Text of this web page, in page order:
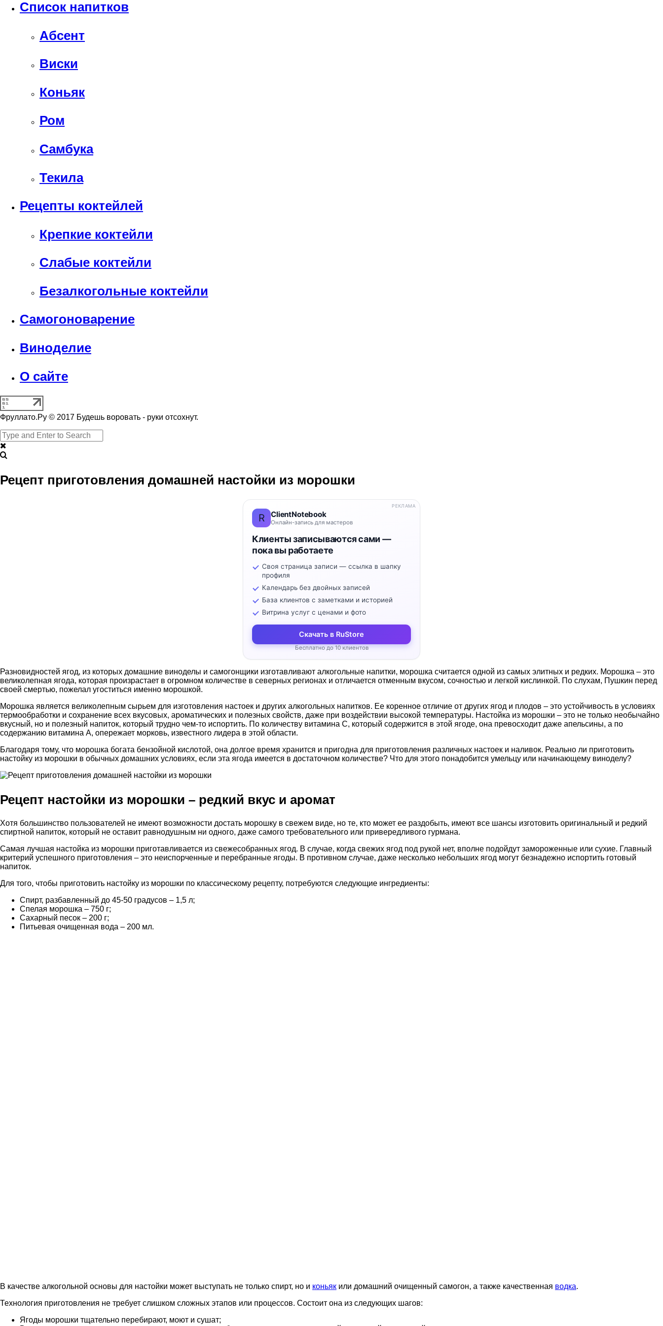
Список напитков
Абсент
Виски
Коньяк
Ром
Самбука
Текила
Рецепты коктейлей
Крепкие коктейли
Слабые коктейли
Безалкогольные коктейли
Самогоноварение
Виноделие
О сайте
Фруллато.Ру © 2017 Будешь воровать - руки отсохнут.
Рецепт приготовления домашней настойки из морошки
R ClientNotebook
Онлайн-запись для мастеров
Клиенты записываются сами —
пока вы работаете
Своя страница записи — ссылка в шапку
профиля
Календарь без двойных записей
База клиентов с заметками и историей
Витрина услуг с ценами и фото
Скачать в RuStore
Бесплатно до 10 клиентов
РЕКЛАМА
Разновидностей ягод, из которых домашние виноделы и самогонщики изготавливают алкогольные напитки, морошка считается одной из самых элитных и редких. Морошка – это
великолепная ягода, которая произрастает в огромном количестве в северных регионах и отличается отменным вкусом, сочностью и легкой кислинкой. По слухам, Пушкин перед
своей смертью, пожелал угоститься именно морошкой.
Морошка является великолепным сырьем для изготовления настоек и других алкогольных напитков. Ее коренное отличие от других ягод и плодов – это устойчивость в условиях
термообработки и сохранение всех вкусовых, ароматических и полезных свойств, даже при воздействии высокой температуры. Настойка из морошки – это не только необычайно
вкусный, но и полезный напиток, который трудно чем-то испортить. По количеству витамина С, который содержится в этой ягоде, она превосходит даже апельсины, а по
содержанию витамина А, опережает морковь, известного лидера в этой области.
Благодаря тому, что морошка богата бензойной кислотой, она долгое время хранится и пригодна для приготовления различных настоек и наливок. Реально ли приготовить
настойку из морошки в обычных домашних условиях, если эта ягода имеется в достаточном количестве? Что для этого понадобится умельцу или начинающему виноделу?
Рецепт настойки из морошки – редкий вкус и аромат
Хотя большинство пользователей не имеют возможности достать морошку в свежем виде, но те, кто может ее раздобыть, имеют все шансы изготовить оригинальный и редкий
спиртной напиток, который не оставит равнодушным ни одного, даже самого требовательного или привередливого гурмана.
Самая лучшая настойка из морошки приготавливается из свежесобранных ягод. В случае, когда свежих ягод под рукой нет, вполне подойдут замороженные или сухие. Главный
критерий успешного приготовления – это неиспорченные и перебранные ягоды. В противном случае, даже несколько небольших ягод могут безнадежно испортить готовый
напиток.
Для того, чтобы приготовить настойку из морошки по классическому рецепту, потребуются следующие ингредиенты:
Спирт, разбавленный до 45-50 градусов – 1,5 л;
Спелая морошка – 750 г;
Сахарный песок – 200 г;
Питьевая очищенная вода – 200 мл.
В качестве алкогольной основы для настойки может выступать не только спирт, но и коньяк или домашний очищенный самогон, а также качественная водка.
Технология приготовления не требует слишком сложных этапов или процессов. Состоит она из следующих шагов:
Ягоды морошки тщательно перебирают, моют и сушат;